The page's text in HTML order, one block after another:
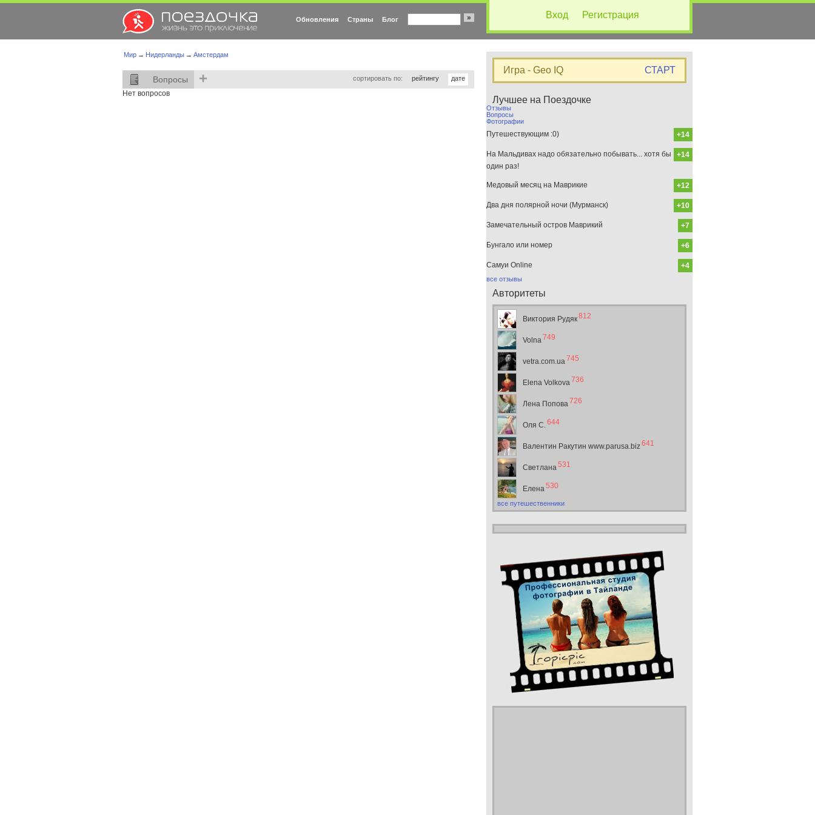
Вход Регистрация
Обновления Страны Блог »
Мир → Нидерланды → Амстердам
Вопросы + сортировать по: рейтингу дате
Нет вопросов
Игра - Geo IQ СТАРТ
Лучшее на Поездочке
Отзывы
Вопросы
Фотографии
+14
Путешествующим :0)
+14
На Мальдивах надо обязательно побывать... хотя бы
один раз!
+12
Медовый месяц на Маврикие
+10
Два дня полярной ночи (Мурманск)
+7
Замечательный остров Маврикий
+6
Бунгало или номер
+4
Самуи Online
все отзывы
Авторитеты
Виктория Рудяк812
Volna749
vetra.com.ua745
Elena Volkova736
Лена Попова726
Оля С.644
Валентин Ракутин www.parusa.biz641
Светлана531
Елена530
все путешественники